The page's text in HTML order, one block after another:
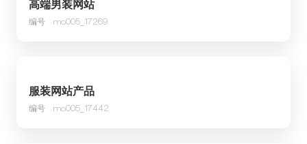
高端男装网站
编号 mo005_17269
服装网站产品
编号 mo005_17442